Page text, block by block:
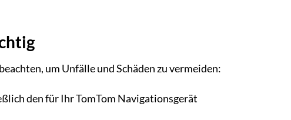
um Unfälle und Schäden zu vermeiden:
den für Ihr TomTom Navigationsgerät